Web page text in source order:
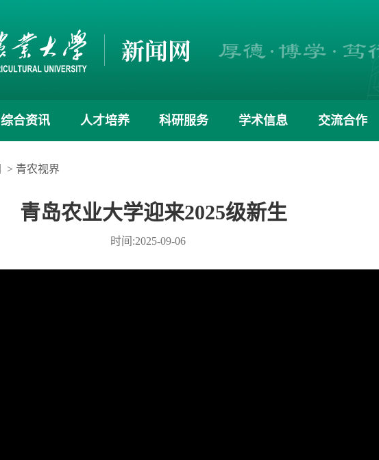
综合资讯 人才培养 科研服务 学术信息 交流合作
> 青农视界
青岛农业大学迎来2025级新生
时间:2025-09-06